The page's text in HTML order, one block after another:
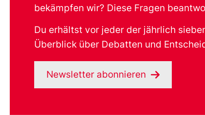
bekämpfen wir? Diese Fragen
Du erhältst vor jeder der jährlich
Überblick über Debatten und
Newsletter abonnieren